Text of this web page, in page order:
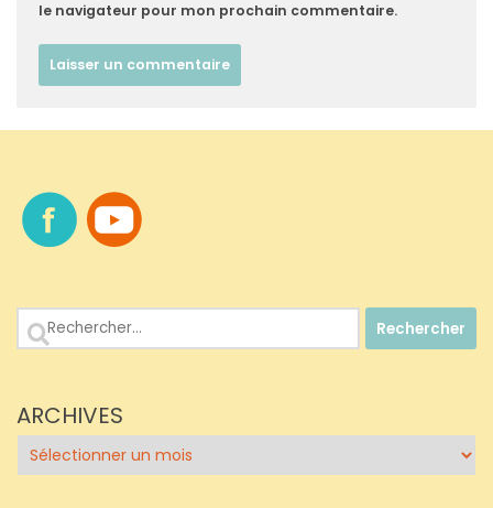
le navigateur pour mon prochain commentaire.
Rechercher :
ARCHIVES
Archives